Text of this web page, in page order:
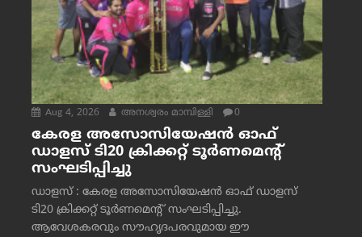
Aug 4, 2026 അനശ്വരം മാമ്പിള്ളി 0
കേരള അസോസിയേഷൻ ഓഫ്
ഡാളസ് ടി20 ക്രിക്കറ്റ് ടൂർണമെന്റ്
സംഘടിപ്പിച്ചു
ഡാളസ് : കേരള അസോസിയേഷൻ ഓഫ് ഡാളസ്
ടി20 ക്രിക്കറ്റ് ടൂർണമെന്റ് സംഘടിപ്പിച്ചു.
ആവേശകരവും സൗഹൃദപരവുമായ ഈ